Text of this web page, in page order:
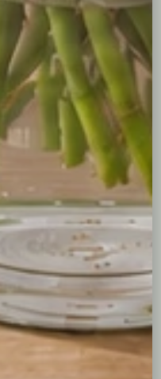
domu czy na
wybór dla osób, które
czymś nietypowym i
najbliższej
internetowej to
kilka kliknięć, by
do okazji i
naszej sprawnej
terenie Krakowa i
dostarczone nawet
adres, a my
kwiaty dotarły